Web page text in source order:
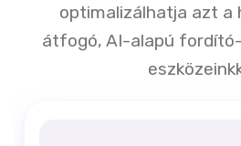
optimalizálhatja azt a
átfogó, AI-alapú